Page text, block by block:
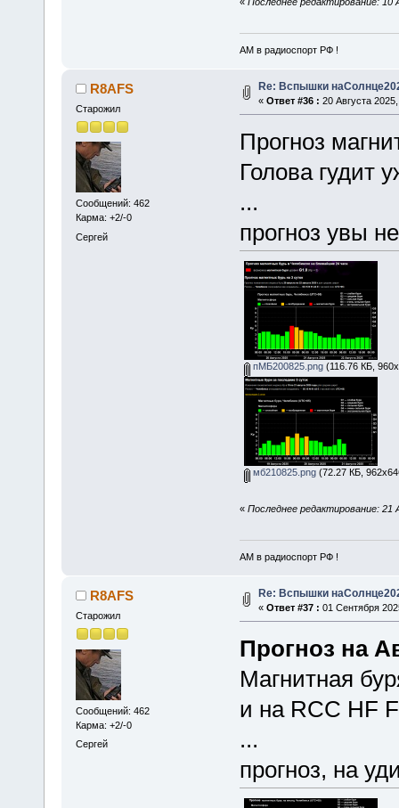
АМ в радиоспорт РФ !
R8AFS
Старожил
Сообщений: 462
Карма: +2/-0
Сергей
Re: Вспышки
« Ответ #36 : 20 Августа
Прогноз
Голова гудит
...
прогноз увы
пМБ200825.png(116.76 КБ,
мб210825.png(72.27 КБ,
« Последнее редактирование: 21
АМ в радиоспорт РФ !
R8AFS
Старожил
Сообщений: 462
Карма: +2/-0
Сергей
Re: Вспышки
« Ответ #37 : 01 Сентября
Прогноз на
Магнитная
и на RCC HF
...
прогноз, на